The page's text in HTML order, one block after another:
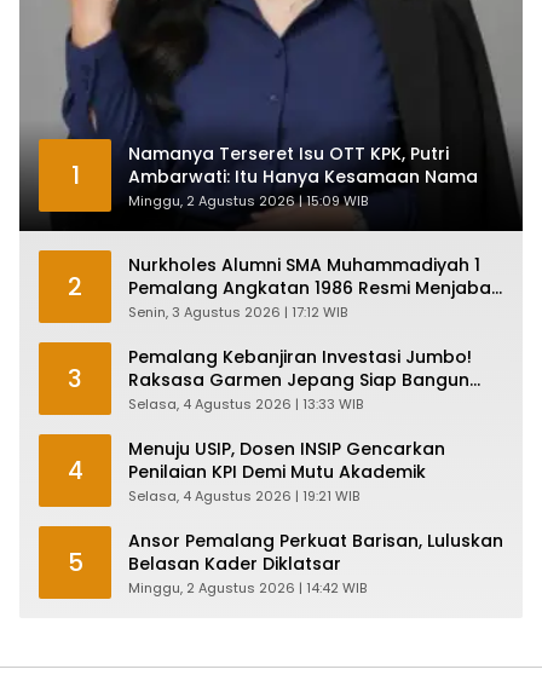
1
Namanya Terseret Isu OTT KPK, Putri
Ambarwati: Itu Hanya Kesamaan Nama
Minggu, 2 Agustus 2026 | 15:09 WIB
2
Nurkholes Alumni SMA Muhammadiyah 1
Pemalang Angkatan 1986 Resmi Menjabat
Plt Bupati, Inilah Pesan Ketua Asmam 86
Senin, 3 Agustus 2026 | 17:12 WIB
3
Pemalang Kebanjiran Investasi Jumbo!
Raksasa Garmen Jepang Siap Bangun
Pabrik dan Serap Ribuan Tenaga Kerja
Selasa, 4 Agustus 2026 | 13:33 WIB
4
Menuju USIP, Dosen INSIP Gencarkan
Penilaian KPI Demi Mutu Akademik
Selasa, 4 Agustus 2026 | 19:21 WIB
5
Ansor Pemalang Perkuat Barisan, Luluskan
Belasan Kader Diklatsar
Minggu, 2 Agustus 2026 | 14:42 WIB